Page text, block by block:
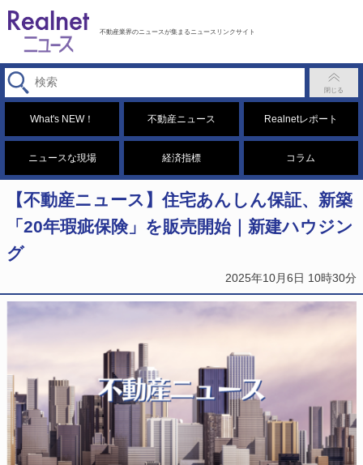
不動産業界のニュースが集まるニュースリンクサイト
What's NEW！ 不動産ニュース Realnetレポート
ニュースな現場 経済指標 コラム
【不動産ニュース】住宅あんしん保証、新築
「20年瑕疵保険」を販売開始｜新建ハウジン
グ
2025年10月6日 10時30分